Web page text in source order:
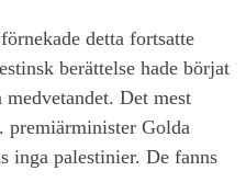
detta fortsatte
berättelse hade börjat
Det mest
premiärminister Golda
inga palestinier. De fanns